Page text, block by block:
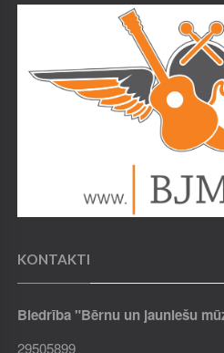
KONTAKTI
Biedrība "Bērnu un jauniešu
29505899